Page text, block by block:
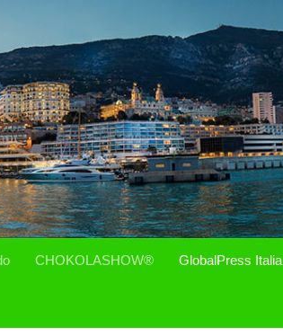
CHOKOLASHOW® GlobalPress Italia